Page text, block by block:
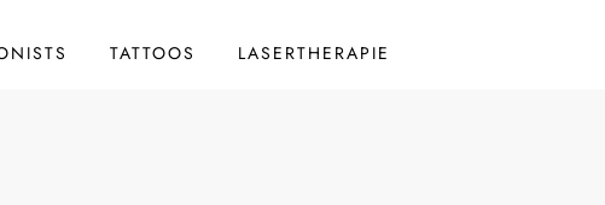
TATTOOS LASERTHERAPIE